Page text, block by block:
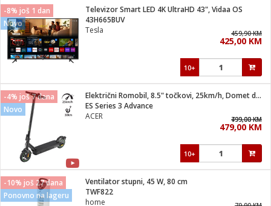
Sušilica
/ Zdravlje
za kosu
brijanje
-8% još 1 dan
Novo
Televizor Smart LED 4K UltraHD 43", Vidaa OS
43H665BUV
Tesla
459,90 KM
425,00 KM
10+
-4% još 7 dana
Novo
Električni Romobil, 8.5" točkovi, 25km/h, Domet do 30 km
ES Series 3 Advance
ACER
799,00 KM
499,00 KM
479,00 KM
10+
-10% još 27 dana
Ponovno na lageru
Ventilator stupni, 45 W, 80 cm
TWF822
home